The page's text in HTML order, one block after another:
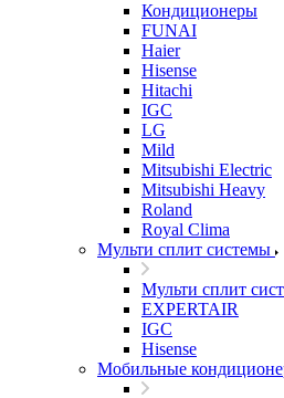
Кондиционеры
FUNAI
Haier
Hisense
Hitachi
IGC
LG
Mild
Mitsubishi Electric
Mitsubishi Heavy
Roland
Royal Clima
Мульти сплит системы
Мульти сплит
EXPERTAIR
IGC
Hisense
Мобильные